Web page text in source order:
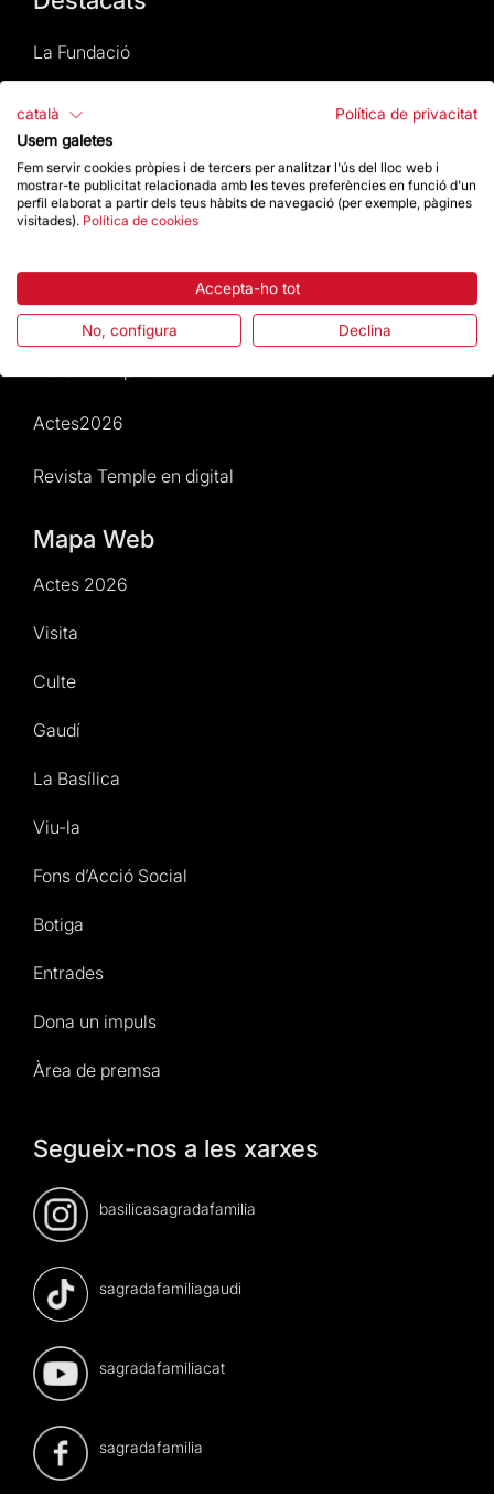
La Fundació
Preguntes freqüents
Atenció al Visitant
Normativa i condicions de compra
Agenda
Actes2026
Revista Temple en digital
Mapa Web
Actes 2026
Visita
Culte
Gaudí
La Basílica
Viu-la
Fons d’Acció Social
Botiga
Entrades
Dona un impuls
Àrea de premsa
Segueix-nos a les xarxes
basilicasagradafamilia
sagradafamiliagaudi
sagradafamiliacat
sagradafamilia
català
Política de privacitat
Usem galetes
Fem servir cookies pròpies i de tercers per analitzar l'ús del lloc web i
mostrar-te publicitat relacionada amb les teves preferències en funció d'un
perfil elaborat a partir dels teus hàbits de navegació (per exemple, pàgines
visitades). Política de cookies
Accepta-ho tot
No, configura Declina